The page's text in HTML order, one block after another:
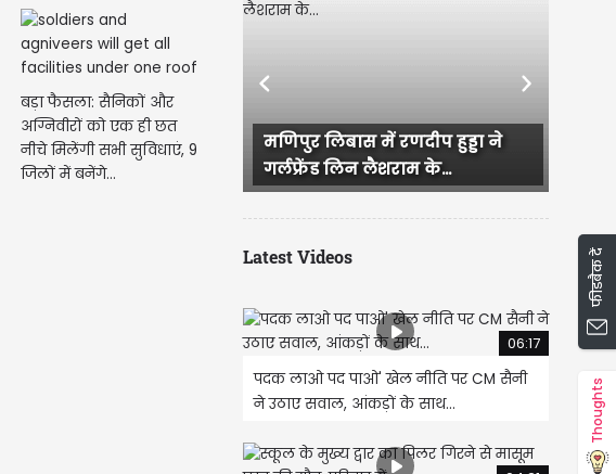
बड़ा फैसला: सैनिकों और
अग्निवीरों को एक ही छत
नीचे मिलेंगी सभी सुविधाएं, 9
जिलों में बनेंगे...
मणिपुर लिबास में रणदीप हुड्डा ने
गर्लफ्रेंड लिन लैशराम के...
राजस्थान में हुई भव्य
IAS परी की सगाई, दादी और...
Previous Next
Latest Videos
06:17
पदक लाओ पद पाओ' खेल नीति पर CM सैनी
ने उठाए सवाल, आंकड़ों के साथ...
फीडबैक दें
Thoughts